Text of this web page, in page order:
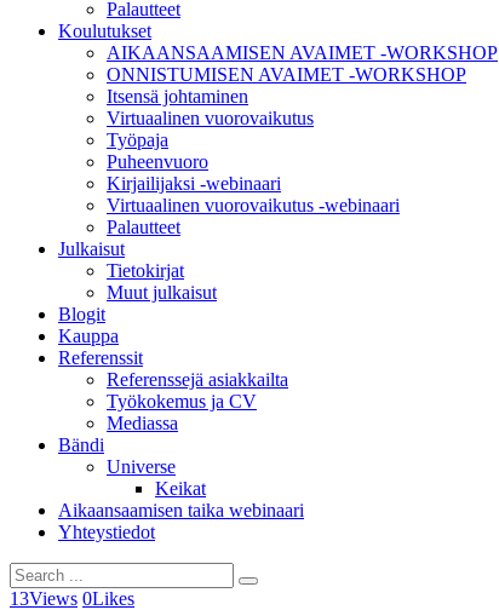
Palautteet
Koulutukset
AIKAANSAAMISEN AVAIMET -WORKSHOP
ONNISTUMISEN AVAIMET -WORKSHOP
Itsensä johtaminen
Virtuaalinen vuorovaikutus
Työpaja
Puheenvuoro
Kirjailijaksi -webinaari
Virtuaalinen vuorovaikutus -webinaari
Palautteet
Julkaisut
Tietokirjat
Muut julkaisut
Blogit
Kauppa
Referenssit
Referenssejä asiakkailta
Työkokemus ja CV
Mediassa
Bändi
Universe
Keikat
Aikaansaamisen taika webinaari
Yhteystiedot
13Views 0Likes